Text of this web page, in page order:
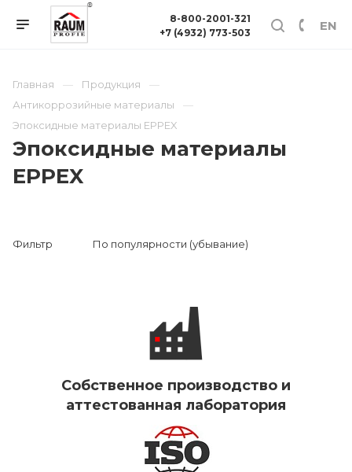
EN
8-800-2001-321
+7 (4932) 773-503
Главная
Продукция
Антикоррозийные материалы
Эпоксидные материалы EPPEX
Эпоксидные материалы
EPPEX
Фильтр По популярности (убывание)
Собственное производство и
аттестованная лаборатория